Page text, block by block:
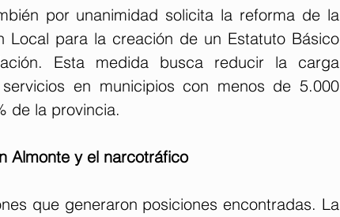
por unanimidad solicita la reforma de la
Local para la creación de un Estatuto Básico
Esta medida busca reducir la carga
en municipios con menos de 5.000
de la provincia.
Almonte y el narcotráfico
que generaron posiciones encontradas. La